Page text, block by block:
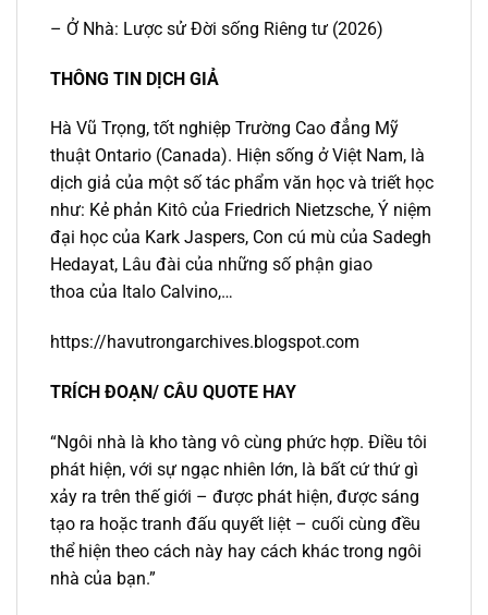
– Ở Nhà: Lược sử Đời sống Riêng tư (2026)
THÔNG TIN DỊCH GIẢ
Hà Vũ Trọng, tốt nghiệp Trường Cao đẳng Mỹ
thuật Ontario (Canada). Hiện sống ở Việt Nam, là
dịch giả của một số tác phẩm văn học và triết học
như: Kẻ phản Kitô của Friedrich Nietzsche, Ý niệm
đại học của Kark Jaspers, Con cú mù của Sadegh
Hedayat, Lâu đài của những số phận giao
thoa của Italo Calvino,…
https://havutrongarchives.blogspot.com
TRÍCH ĐOẠN/ CÂU QUOTE HAY
“Ngôi nhà là kho tàng vô cùng phức hợp. Điều tôi
phát hiện, với sự ngạc nhiên lớn, là bất cứ thứ gì
xảy ra trên thế giới – được phát hiện, được sáng
tạo ra hoặc tranh đấu quyết liệt – cuối cùng đều
thể hiện theo cách này hay cách khác trong ngôi
nhà của bạn.”